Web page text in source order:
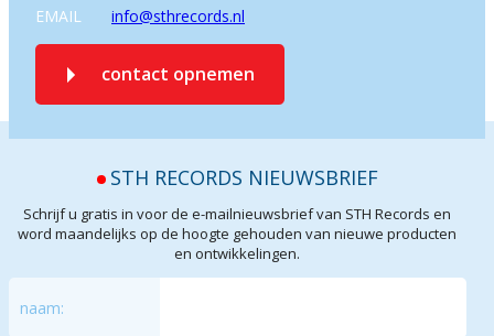
EMAIL info@sthrecords.nl
contact opnemen
STH RECORDS NIEUWSBRIEF
Schrijf u gratis in voor de e-mailnieuwsbrief van STH Records en
word maandelijks op de hoogte gehouden van nieuwe producten
en ontwikkelingen.
naam: